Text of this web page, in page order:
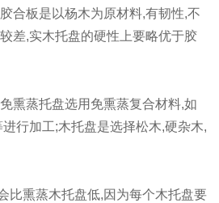
板是以杨木为原材料,有韧性,不
差,实木托盘的硬性上要略优于胶
蒸托盘选用免熏蒸复合材料,如
行加工;木托盘是选择松木,硬杂木,
比熏蒸木托盘低,因为每个木托盘要